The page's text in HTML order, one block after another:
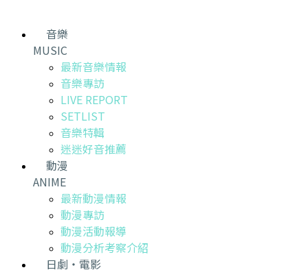
音樂
MUSIC
最新音樂情報
音樂專訪
LIVE REPORT
SETLIST
音樂特輯
迷迷好音推薦
動漫
ANIME
最新動漫情報
動漫專訪
動漫活動報導
動漫分析考察介紹
日劇・電影